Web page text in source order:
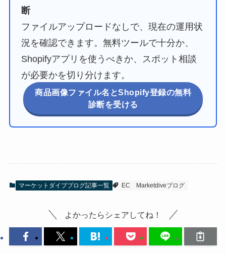
断
ファイルアップロードなしで、現在の運用状
況を確認できます。無料ツールで十分か、
Shopifyアプリを使うべきか、スポット相談
が必要かを切り分けます。
商品画像ファイル名とShopify登録の無料
診断を受ける
マーケットダイブブログ記事一覧 EC Marketdiveブログ
よかったらシェアしてね！